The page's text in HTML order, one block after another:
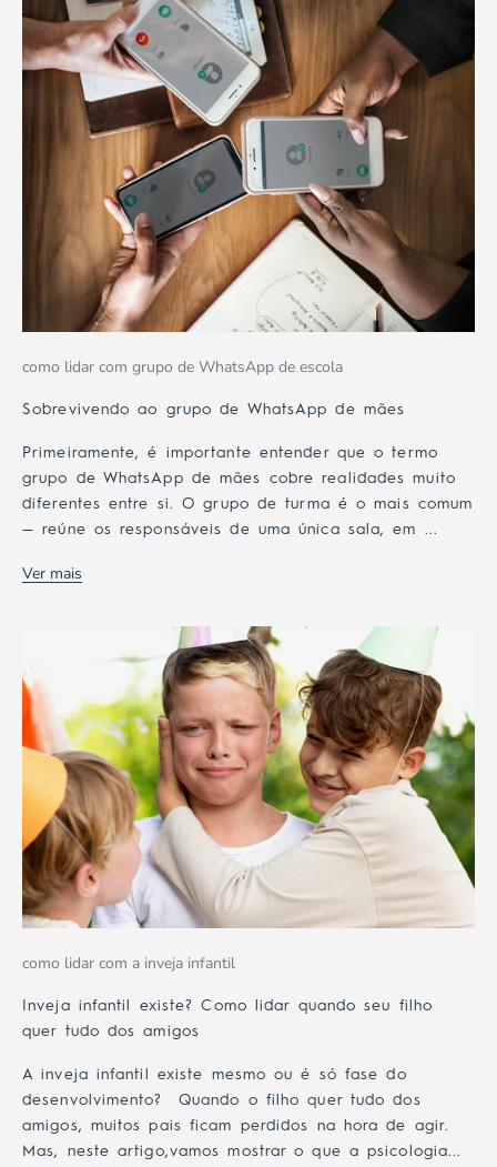
como lidar com grupo de WhatsApp de escola
Sobrevivendo ao grupo de WhatsApp de mães
Primeiramente, é importante entender que o termo
grupo de WhatsApp de mães cobre realidades muito
diferentes entre si. O grupo de turma é o mais comum
— reúne os responsáveis de uma única sala, em ...
Ver mais
como lidar com a inveja infantil
Inveja infantil existe? Como lidar quando seu filho
quer tudo dos amigos
A inveja infantil existe mesmo ou é só fase do
desenvolvimento? Quando o filho quer tudo dos
amigos, muitos pais ficam perdidos na hora de agir.
Mas, neste artigo,vamos mostrar o que a psicologia...